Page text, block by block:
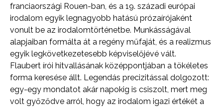
franciaországi Rouen-ban, és a 19. századi európai
irodalom egyik legnagyobb hatású prózaírójaként
vonult be az irodalomtörténetbe. Munkásságával
alapjaiban formálta át a regény műfaját, és a realizmus
egyik legkövetkezetesebb képviselőjévé vált.
Flaubert írói hitvallásának középpontjában a tökéletes
forma keresése állt. Legendás precizitással dolgozott:
egy-egy mondatot akár napokig is csiszolt, mert meg
volt győződve arról, hogy az irodalom igazi értékét a